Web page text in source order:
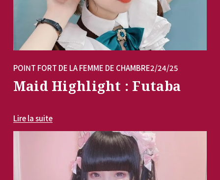
POINT FORT DE LA FEMME DE CHAMBRE2/24/25
Maid Highlight : Futaba
Lire la suite